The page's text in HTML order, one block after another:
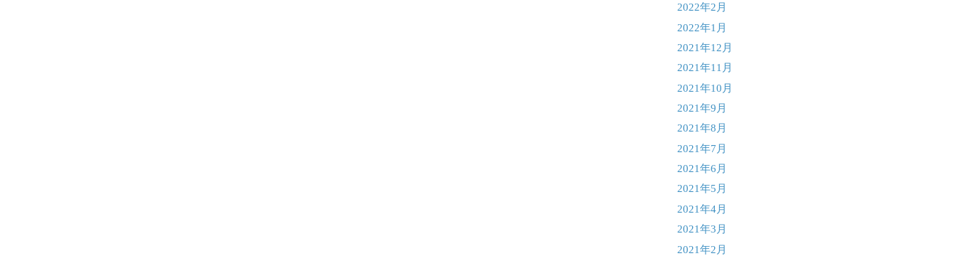
2022年2月
2022年1月
2021年12月
2021年11月
2021年10月
2021年9月
2021年8月
2021年7月
2021年6月
2021年5月
2021年4月
2021年3月
2021年2月